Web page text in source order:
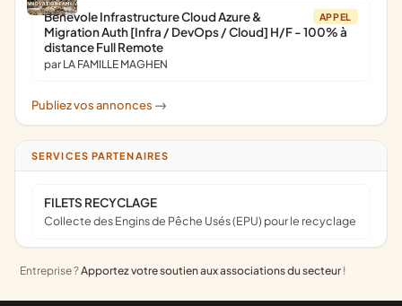
APPEL
Bénévole Infrastructure Cloud Azure &
Migration Auth [Infra / DevOps / Cloud] H/F - 100% à
distance Full Remote
par LA FAMILLE MAGHEN
Publiez vos annonces ->
SERVICES PARTENAIRES
FILETS RECYCLAGE
Collecte des Engins de Pêche Usés (EPU) pour le recyclage
Entreprise ?Apportez votre soutien aux associations du secteur !